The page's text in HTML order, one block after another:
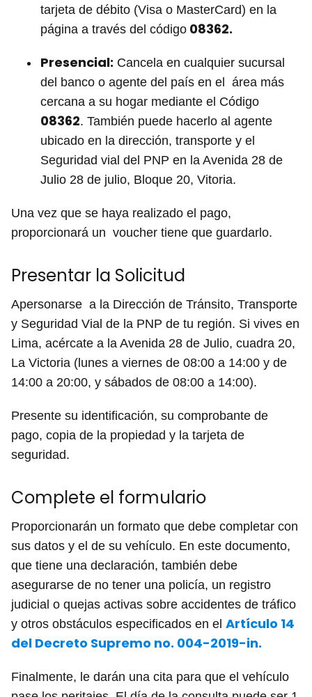
tarjeta de débito (Visa o MasterCard) en la
página a través del código 08362.
Presencial: Cancela en cualquier sucursal
del banco o agente del país en el área más
cercana a su hogar mediante el Código
08362. También puede hacerlo al agente
ubicado en la dirección, transporte y el
Seguridad vial del PNP en la Avenida 28 de
Julio 28 de julio, Bloque 20, Vitoria.
Una vez que se haya realizado el pago,
proporcionará un voucher tiene que guardarlo.
Presentar la Solicitud
Apersonarse a la Dirección de Tránsito, Transporte
y Seguridad Vial de la PNP de tu región. Si vives en
Lima, acércate a la Avenida 28 de Julio, cuadra 20,
La Victoria (lunes a viernes de 08:00 a 14:00 y de
14:00 a 20:00, y sábados de 08:00 a 14:00).
Presente su identificación, su comprobante de
pago, copia de la propiedad y la tarjeta de
seguridad.
Complete el formulario
Proporcionarán un formato que debe completar con
sus datos y el de su vehículo. En este documento,
que tiene una declaración, también debe
asegurarse de no tener una policía, un registro
judicial o quejas activas sobre accidentes de tráfico
y otros obstáculos especificados en el Artículo 14
del Decreto Supremo no. 004-2019-in.
Finalmente, le darán una cita para que el vehículo